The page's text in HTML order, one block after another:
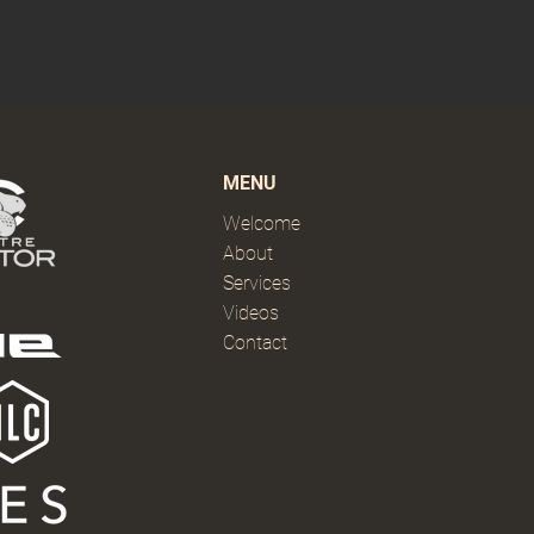
MENU
Welcome
About
Services
Videos
Contact